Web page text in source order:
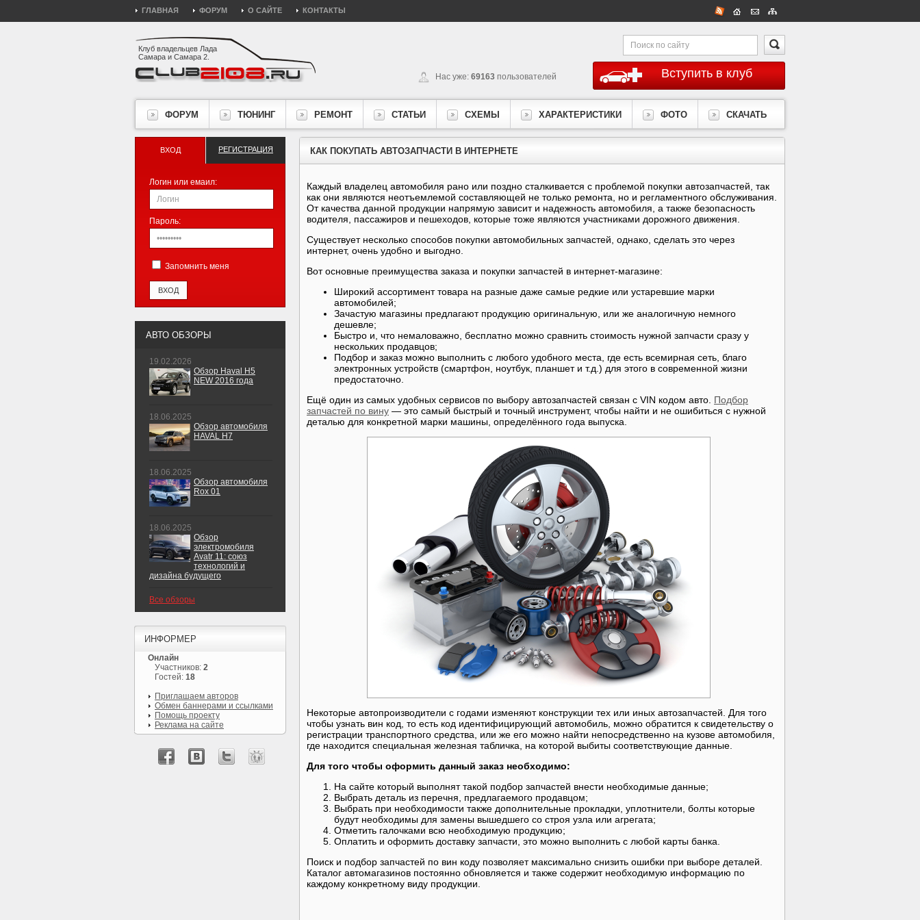
ГЛАВНАЯ ФОРУМ О САЙТЕ КОНТАКТЫ
Клуб владельцев Лада
Самара и Самара 2.
Вступить в клуб
Нас уже: 69163 пользователей
ФОРУМ ТЮНИНГ РЕМОНТ СТАТЬИ СХЕМЫ ХАРАКТЕРИСТИКИ ФОТО СКАЧАТЬ
КАК ПОКУПАТЬ АВТОЗАПЧАСТИ В ИНТЕРНЕТЕ
Каждый владелец автомобиля рано или поздно сталкивается с проблемой покупки автозапчастей, так
как они являются неотъемлемой составляющей не только ремонта, но и регламентного обслуживания.
От качества данной продукции напрямую зависит и надежность автомобиля, а также безопасность
водителя, пассажиров и пешеходов, которые тоже являются участниками дорожного движения.
Существует несколько способов покупки автомобильных запчастей, однако, сделать это через
интернет, очень удобно и выгодно.
Вот основные преимущества заказа и покупки запчастей в интернет-магазине:
Широкий ассортимент товара на разные даже самые редкие или устаревшие марки
автомобилей;
Зачастую магазины предлагают продукцию оригинальную, или же аналогичную немного
дешевле;
Быстро и, что немаловажно, бесплатно можно сравнить стоимость нужной запчасти сразу у
нескольких продавцов;
Подбор и заказ можно выполнить с любого удобного места, где есть всемирная сеть, благо
электронных устройств (смартфон, ноутбук, планшет и т.д.) для этого в современной жизни
предостаточно.
Ещё один из самых удобных сервисов по выбору автозапчастей связан с VIN кодом авто. Подбор
запчастей по вину — это самый быстрый и точный инструмент, чтобы найти и не ошибиться с нужной
деталью для конкретной марки машины, определённого года выпуска.
Некоторые автопроизводители с годами изменяют конструкции тех или иных автозапчастей. Для того
чтобы узнать вин код, то есть код идентифицирующий автомобиль, можно обратится к свидетельству о
регистрации транспортного средства, или же его можно найти непосредственно на кузове автомобиля,
где находится специальная железная табличка, на которой выбиты соответствующие данные.
Для того чтобы оформить данный заказ необходимо:
На сайте который выполнят такой подбор запчастей внести необходимые данные;
Выбрать деталь из перечня, предлагаемого продавцом;
Выбрать при необходимости также дополнительные прокладки, уплотнители, болты которые
будут необходимы для замены вышедшего со строя узла или агрегата;
Отметить галочками всю необходимую продукцию;
Оплатить и оформить доставку запчасти, это можно выполнить с любой карты банка.
Поиск и подбор запчастей по вин коду позволяет максимально снизить ошибки при выборе деталей.
Каталог автомагазинов постоянно обновляется и также содержит необходимую информацию по
каждому конкретному виду продукции.
ВХОД РЕГИСТРАЦИЯ
Логин или емаил:
Пароль:
Запомнить меня
АВТО ОБЗОРЫ
19.02.2026
Обзор Haval H5
NEW 2016 года
18.06.2025
Обзор автомобиля
HAVAL H7
18.06.2025
Обзор автомобиля
Rox 01
18.06.2025
Обзор
электромобиля
Avatr 11: союз
технологий и
дизайна будущего
Все обзоры
ИНФОРМЕР
Онлайн
Участников: 2
Гостей: 18
Приглашаем авторов
Обмен баннерами и ссылками
Помощь проекту
Реклама на сайте